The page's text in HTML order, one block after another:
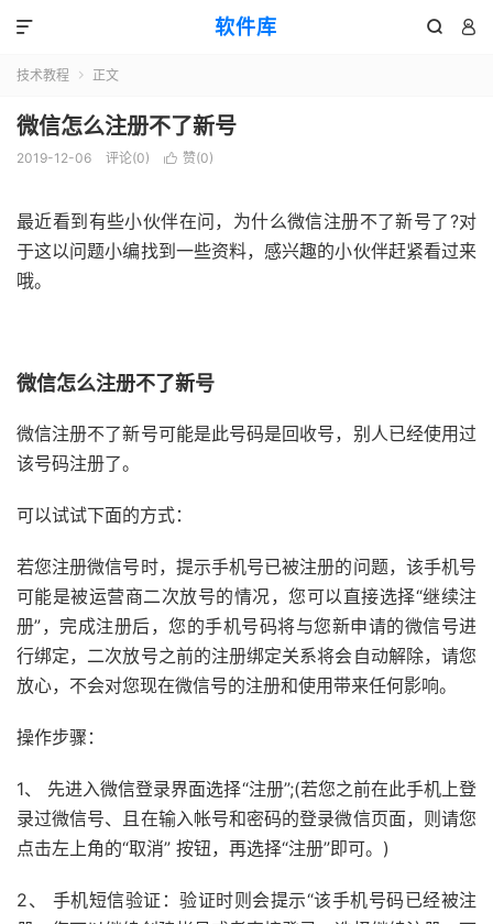
软件库  

技术教程  正文
微信怎么注册不了新号
2019-12-06 评论(0)  赞(0)
最近看到有些小伙伴在问，为什么微信注册不了新号了?对
于这以问题小编找到一些资料，感兴趣的小伙伴赶紧看过来
哦。
微信怎么注册不了新号
微信注册不了新号可能是此号码是回收号，别人已经使用过
该号码注册了。
可以试试下面的方式：
若您注册微信号时，提示手机号已被注册的问题，该手机号
可能是被运营商二次放号的情况，您可以直接选择“继续注
册”，完成注册后，您的手机号码将与您新申请的微信号进
行绑定，二次放号之前的注册绑定关系将会自动解除，请您
放心，不会对您现在微信号的注册和使用带来任何影响。
操作步骤：
1、 先进入微信登录界面选择“注册”;(若您之前在此手机上登
录过微信号、且在输入帐号和密码的登录微信页面，则请您
点击左上角的“取消” 按钮，再选择“注册”即可。)
2、 手机短信验证：验证时则会提示“该手机号码已经被注